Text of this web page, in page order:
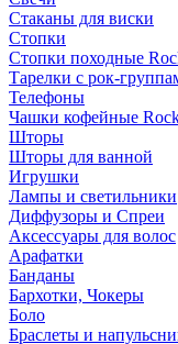
Стаканы для виски
Стопки
Стопки походные
Тарелки с рок-
Телефоны
Чашки кофейные
Шторы
Шторы для ванной
Игрушки
Лампы и светильники
Диффузоры и Спреи
Аксессуары для волос
Арафатки
Банданы
Бархотки, Чокеры
Боло
Браслеты и